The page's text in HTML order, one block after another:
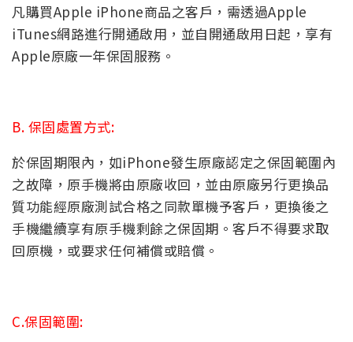
凡購買Apple iPhone商品之客戶，需透過Apple
iTunes網路進行開通啟用，並自開通啟用日起，享有
Apple原廠一年保固服務。
B. 保固處置方式:
於保固期限內，如iPhone發生原廠認定之保固範圍內
之故障，原手機將由原廠收回，並由原廠另行更換品
質功能經原廠測試合格之同款單機予客戶，更換後之
手機繼續享有原手機剩餘之保固期。客戶不得要求取
回原機，或要求任何補償或賠償。
C.保固範圍: